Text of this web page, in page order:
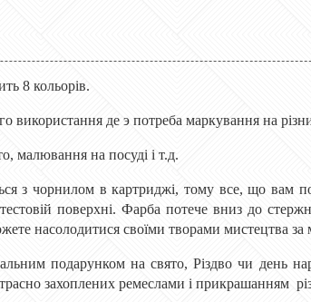
8 кольорів.
використання де э потреба маркування на
малювання на посуді і т.д.
з чорнилом в картриджі, тому все, що вам
поверхні. Фарба потече вниз до
насолодитися своїми творами мистецтва за
подарунком на свято, Різдво чи день
захоплених ремеслами і прикрашанням